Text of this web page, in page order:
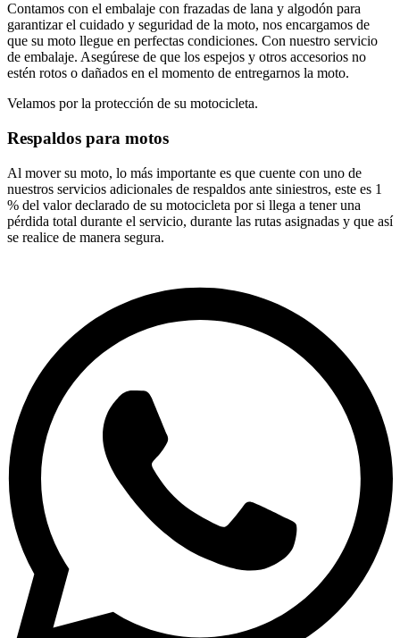
Contamos con el embalaje con frazadas de lana y algodón para
garantizar el cuidado y seguridad de la moto, nos encargamos de
que su moto llegue en perfectas condiciones. Con nuestro servicio
de embalaje. Asegúrese de que los espejos y otros accesorios no
estén rotos o dañados en el momento de entregarnos la moto.
Velamos por la protección de su motocicleta.
Respaldos para motos
Al mover su moto, lo más importante es que cuente con uno de
nuestros servicios adicionales de respaldos ante siniestros, este es 1
% del valor declarado de su motocicleta por si llega a tener una
pérdida total durante el servicio, durante las rutas asignadas y que así
se realice de manera segura.